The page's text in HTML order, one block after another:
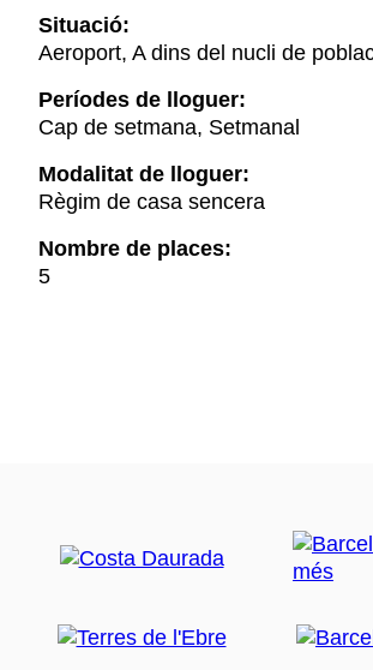
Situació:
Aeroport, A dins del nucli de
Períodes de lloguer:
Cap de setmana, Setmanal
Modalitat de lloguer:
Règim de casa sencera
Nombre de places:
5